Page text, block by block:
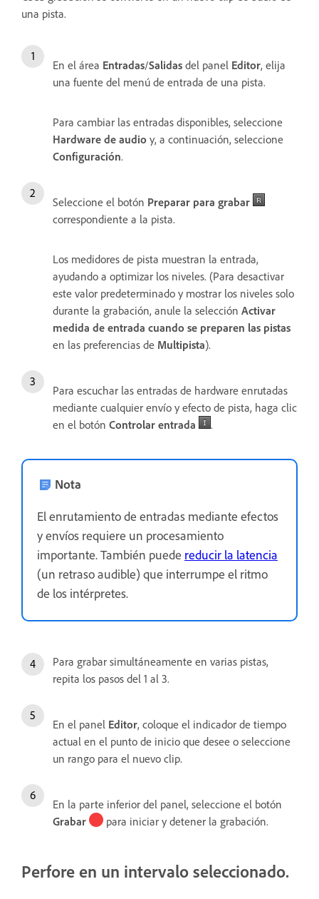
una pista.
En el área Entradas/Salidas del panel Editor, elija
una fuente del menú de entrada de una pista.
Para cambiar las entradas disponibles, seleccione
Hardware de audio y, a continuación, seleccione
Configuración.
Seleccione el botón Preparar para grabar
correspondiente a la pista.
Los medidores de pista muestran la entrada,
ayudando a optimizar los niveles. (Para desactivar
este valor predeterminado y mostrar los niveles solo
durante la grabación, anule la selección Activar
medida de entrada cuando se preparen las pistas
en las preferencias de Multipista).
Para escuchar las entradas de hardware enrutadas
mediante cualquier envío y efecto de pista, haga clic
en el botón Controlar entrada .
Nota
El enrutamiento de entradas mediante efectos
y envíos requiere un procesamiento
importante. También puede reducir la latencia
(un retraso audible) que interrumpe el ritmo
de los intérpretes.
Para grabar simultáneamente en varias pistas,
repita los pasos del 1 al 3.
En el panel Editor, coloque el indicador de tiempo
actual en el punto de inicio que desee o seleccione
un rango para el nuevo clip.
En la parte inferior del panel, seleccione el botón
Grabar
para iniciar y detener la grabación.
Perfore en un intervalo seleccionado.